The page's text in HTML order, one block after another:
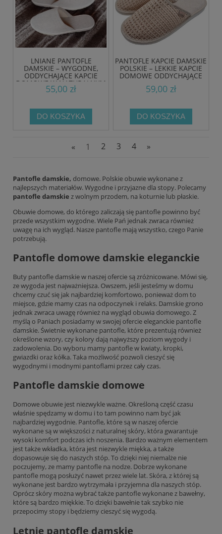
LNIANE PANTOFLE
DAMSKIE – WYGODNE,
ODDYCHAJĄCE KAPCIE
DOMOWE W NATURALNYM
STYLU
55,00 zł
DO KOSZYKA
PANTOFLE KAPCIE DAMSKIE
POLSKIE – LEKKIE KAPCIE
DOMOWE ODDYCHAJĄCE
59,00 zł
DO KOSZYKA
« 1 2 3 4 »
Pantofle damskie, domowe. Polskie obuwie wykonane z
najlepszych materiałów. Wygodne i przyjazne dla stopy. Polecamy
pantofle damskie z wolnym przodem, na koturnie lub płaskie.
Obuwie domowe, do którego zaliczają się pantofle powinno być
przede wszystkim wygodne. Wiele Pań jednak zwraca również
uwagę na ich wygląd. Nasze pantofle mają wszystko, czego Panie
potrzebują.
Pantofle domowe damskie eleganckie
Buty pantofle damskie w naszej ofercie są zróżnicowane. Mówi się,
ze wygoda jest najważniejsza. Owszem, jeśli jesteśmy w domu
chcemy czuć się jak najbardziej komfortowo, ponieważ dom to
miejsce, gdzie mamy czas na odpoczynek i relaks. Damskie grono
jednak zwraca uwagę również na wygląd obuwia domowego. Z
myślą o Paniach posiadamy w swojej ofercie eleganckie pantofle
damskie. Świetnie wykonane pantofle, które prezentują również
określone wzory, czy kolory dają najwyższy poziom wygody i
zadowolenia. Do wyboru mamy pantofle w kwiaty, kropki,
gwiazdki oraz kółka. Taka możliwość pozwoli cieszyć się
wygodnymi i modnymi pantoflami przez cały czas.
Pantofle damskie domowe
Domowe obuwie jest niezwykle ważne. Określoną część czasu
właśnie spędzamy w domu i to tam powinno nam być jak
najbardziej wygodnie. Pantofle, które są w naszej ofercie
wykonane są w większości z naturalnej skóry, która gwarantuje
wysoki komfort podczas ich noszenia. Bardzo ważnym elementem
jest także wkładka, która jest niezwykle miękka, a także
dopasowuje się do naszych stóp. To dzięki niej niemalże nie
poczujemy, ze mamy pantofle na nodze. Dobrze wykonane
pantofle mogą posłużyć nawet przez wiele lat. Skóra, z której są
wykonane jest bardzo wytrzymała i przyjemna dla naszych stóp.
Oprócz skóry można wybrać także pantofle wykonane z bawełny,
które są bardzo miękkie. To dzięki bawełnie tak szybko nie
przepocimy stopy i będziemy cieszyć się wygodą.
Letnie pantofle damskie